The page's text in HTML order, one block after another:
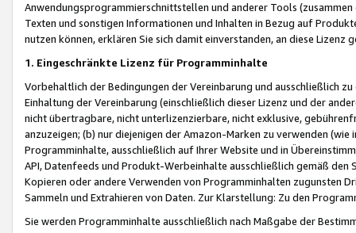
Anwendungsprogrammierschnittstellen und anderer Tools (zusammen
Texten und sonstigen Informationen und Inhalten in Bezug auf
nutzen können, erklären Sie sich damit einverstanden, an diese Lizenz
1. Eingeschränkte Lizenz für Programminhalte
Vorbehaltlich der Bedingungen der Vereinbarung und ausschließlich
Einhaltung der Vereinbarung (einschließlich dieser Lizenz und der
nicht übertragbare, nicht unterlizenzierbare, nicht exklusive,
anzuzeigen; (b) nur diejenigen der Amazon-Marken zu verwenden
Programminhalte, ausschließlich auf Ihrer Website und in
API, Datenfeeds und Produkt-Werbeinhalte ausschließlich gemäß
Kopieren oder andere Verwenden von Programminhalten zugunsten
Sammeln und Extrahieren von Daten. Zur Klarstellung: Zu den
Sie werden Programminhalte ausschließlich nach Maßgabe der